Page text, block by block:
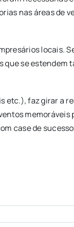
nas áreas de
locais.
se estendem
etc.), faz girar a
memoráveis
case de